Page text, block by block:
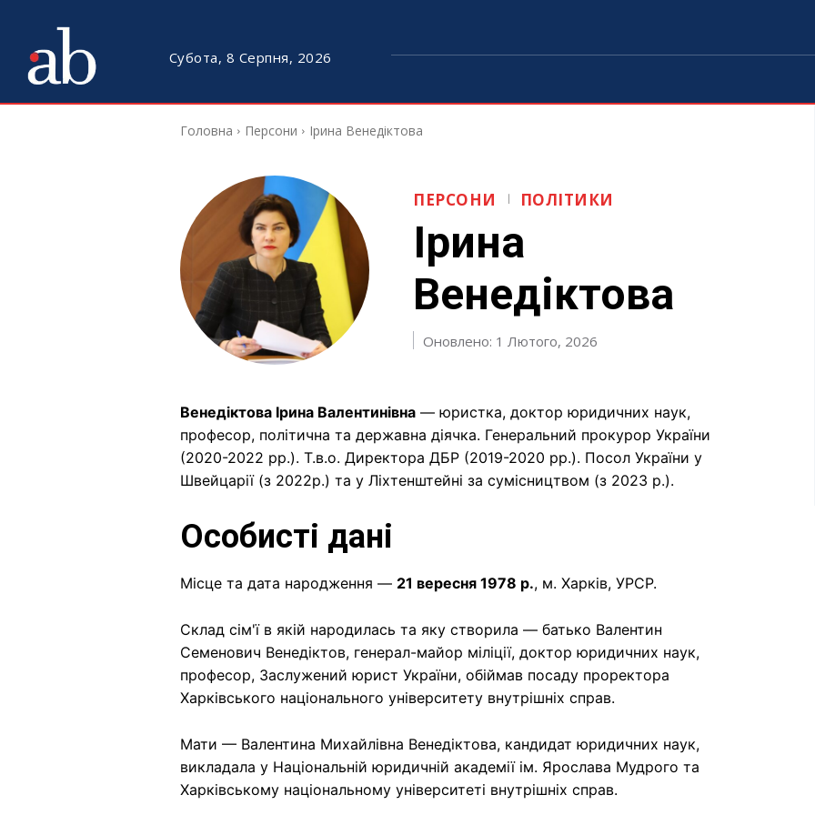
Субота, 8 Серпня, 2026
Головна Персони Ірина Венедіктова
ПЕРСОНИ ПОЛІТИКИ
Ірина
Венедіктова
Оновлено: 1 Лютого, 2026
Венедіктова Ірина Валентинівна — юристка, доктор юридичних наук,
професор, політична та державна діячка. Генеральний прокурор України
(2020-2022 рр.). Т.в.о. Директора ДБР (2019-2020 рр.). Посол України у
Швейцарії (з 2022р.) та у Ліхтенштейні за сумісництвом (з 2023 р.).
Особисті дані
Місце та дата народження — 21 вересня 1978 р., м. Харків, УРСР.
Склад сім'ї в якій народилась та яку створила — батько Валентин
Семенович Венедіктов, генерал-майор міліції, доктор юридичних наук,
професор, Заслужений юрист України, обіймав посаду проректора
Харківського національного університету внутрішніх справ.
Мати — Валентина Михайлівна Венедіктова, кандидат юридичних наук,
викладала у Національній юридичній академії ім. Ярослава Мудрого та
Харківському національному університеті внутрішніх справ.